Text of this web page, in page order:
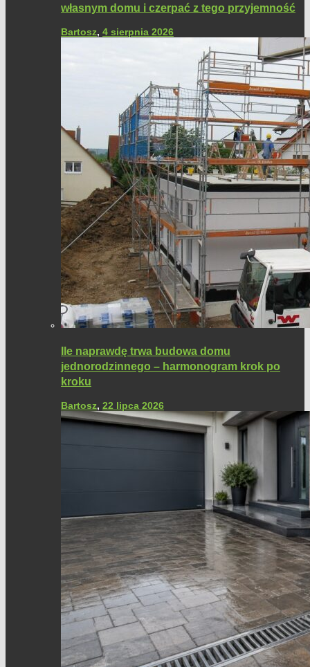
własnym domu i czerpać z tego przyjemność
Bartosz, 4 sierpnia 2026
Ile naprawdę trwa budowa domu
jednorodzinnego – harmonogram krok po
kroku
Bartosz, 22 lipca 2026